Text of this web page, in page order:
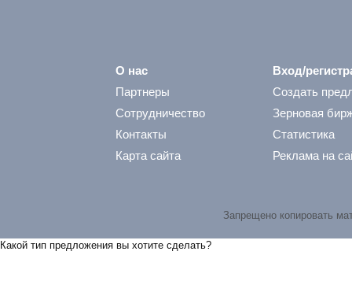
О нас
Партнеры
Сотрудничество
Контакты
Карта сайта
Вход/
Создать
Зерновая
Статистика
Реклама на
Запрещено копировать
Какой тип предложения вы хотите сделать?